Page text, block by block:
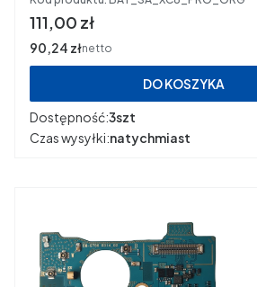
Cena
111,00 zł
Cena
90,24 złnetto
DO KOSZYKA
Dostępność:3szt
Czas wysyłki:natychmiast